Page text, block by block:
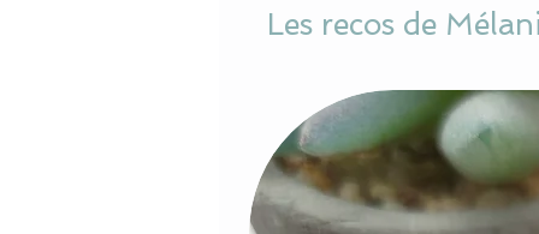
Les recos de